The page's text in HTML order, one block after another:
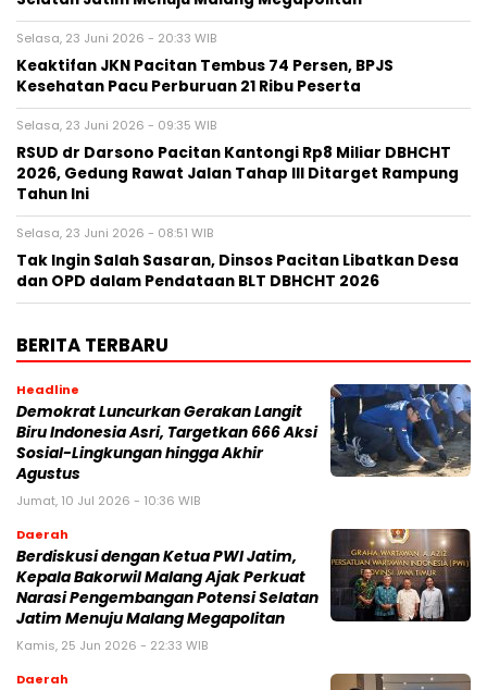
Selasa, 23 Juni 2026 - 20:33 WIB
Keaktifan JKN Pacitan Tembus 74 Persen, BPJS
Kesehatan Pacu Perburuan 21 Ribu Peserta
Selasa, 23 Juni 2026 - 09:35 WIB
RSUD dr Darsono Pacitan Kantongi Rp8 Miliar DBHCHT
2026, Gedung Rawat Jalan Tahap III Ditarget Rampung
Tahun Ini
Selasa, 23 Juni 2026 - 08:51 WIB
Tak Ingin Salah Sasaran, Dinsos Pacitan Libatkan Desa
dan OPD dalam Pendataan BLT DBHCHT 2026
BERITA TERBARU
Headline
Demokrat Luncurkan Gerakan Langit
Biru Indonesia Asri, Targetkan 666 Aksi
Sosial-Lingkungan hingga Akhir
Agustus
Jumat, 10 Jul 2026 - 10:36 WIB
Daerah
Berdiskusi dengan Ketua PWI Jatim,
Kepala Bakorwil Malang Ajak Perkuat
Narasi Pengembangan Potensi Selatan
Jatim Menuju Malang Megapolitan
Kamis, 25 Jun 2026 - 22:33 WIB
Daerah